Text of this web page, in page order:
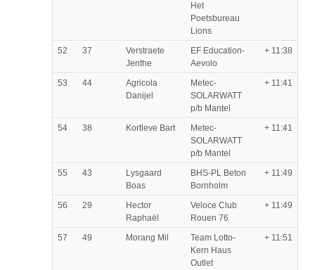
Het
Poetsbureau
Lions
52 37
Verstraete
Jenthe
EF Education-
Aevolo
+ 11:38
53 44
Agricola
Danijel
Metec-
SOLARWATT
p/b Mantel
+ 11:41
54 38 Kortleve Bart
Metec-
SOLARWATT
p/b Mantel
+ 11:41
55 43
Lysgaard
Boas
BHS-PL Beton
Bornholm
+ 11:49
56 29
Hector
Raphaël
Veloce Club
Rouen 76
+ 11:49
57 49 Morang Mil
Team Lotto-
Kern Haus
Outlet
+ 11:51